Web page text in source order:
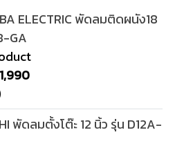
ELECTRIC พัดลมติดผนัง18
GA
พัดลมตั้งโต๊ะ 12 นิ้ว รุ่น D12A-